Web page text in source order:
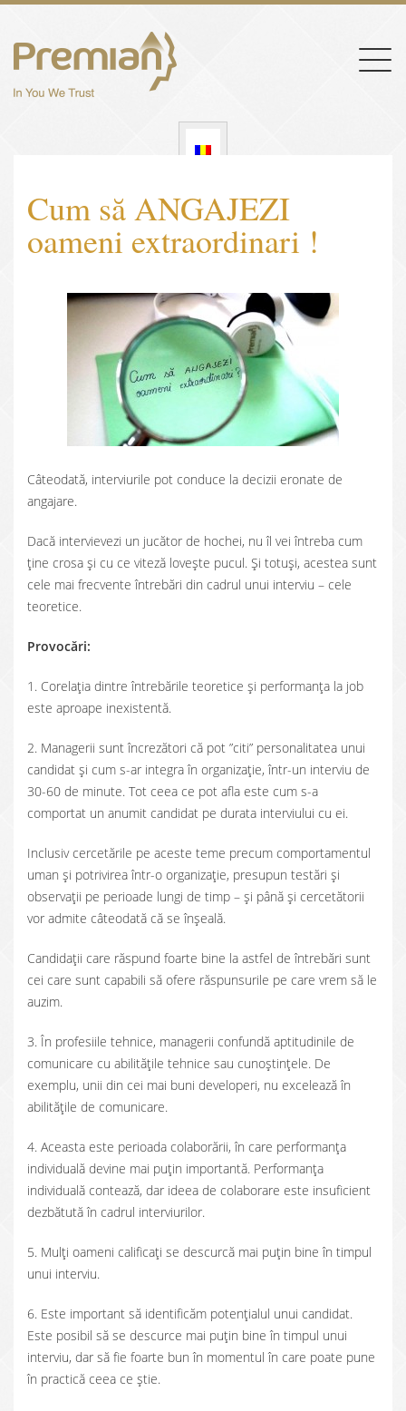
Cum să ANGAJEZI
oameni extraordinari !
Câteodată, interviurile pot conduce la decizii eronate de
angajare.
Dacă intervievezi un jucător de hochei, nu îl vei întreba cum
ține crosa și cu ce viteză lovește pucul. Și totuși, acestea sunt
cele mai frecvente întrebări din cadrul unui interviu – cele
teoretice.
Provocări:
1. Corelația dintre întrebările teoretice și performanța la job
este aproape inexistentă.
2. Managerii sunt încrezători că pot ”citi” personalitatea unui
candidat și cum s-ar integra în organizație, într-un interviu de
30-60 de minute. Tot ceea ce pot afla este cum s-a
comportat un anumit candidat pe durata interviului cu ei.
Inclusiv cercetările pe aceste teme precum comportamentul
uman și potrivirea într-o organizație, presupun testări și
observații pe perioade lungi de timp – și până și cercetătorii
vor admite câteodată că se înșeală.
Candidații care răspund foarte bine la astfel de întrebări sunt
cei care sunt capabili să ofere răspunsurile pe care vrem să le
auzim.
3. În profesiile tehnice, managerii confundă aptitudinile de
comunicare cu abilitățile tehnice sau cunoștințele. De
exemplu, unii din cei mai buni developeri, nu excelează în
abilitățile de comunicare.
4. Aceasta este perioada colaborării, în care performanța
individuală devine mai puțin importantă. Performanța
individuală contează, dar ideea de colaborare este insuficient
dezbătută în cadrul interviurilor.
5. Mulți oameni calificați se descurcă mai puțin bine în timpul
unui interviu.
6. Este important să identificăm potențialul unui candidat.
Este posibil să se descurce mai puțin bine în timpul unui
interviu, dar să fie foarte bun în momentul în care poate pune
în practică ceea ce știe.